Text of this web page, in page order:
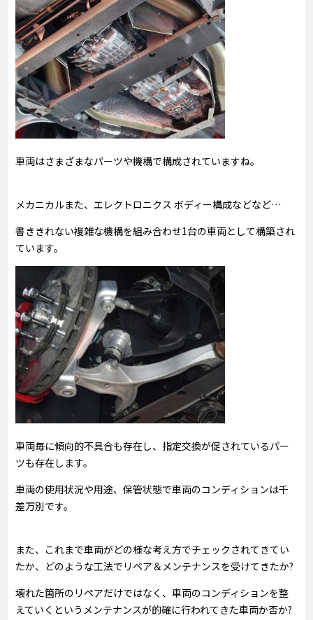
車両はさまざまなパーツや機構で構成されていますね。
メカニカルまた、エレクトロニクス ボディー構成などなど…
書ききれない複雑な機構を組み合わせ1台の車両として構築され
ています。
車両毎に傾向的不具合も存在し、指定交換が促されているパー
ツも存在します。
車両の使用状況や用途、保管状態で車両のコンディションは千
差万別です。
また、これまで車両がどの様な考え方でチェックされてきてい
たか、どのような工法でリペア＆メンテナンスを受けてきたか?
壊れた箇所のリペアだけではなく、車両のコンディションを整
えていくというメンテナンスが的確に行われてきた車両か否か?